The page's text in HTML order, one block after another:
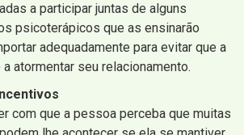
a participar juntas de alguns
psicoterápicos que as ensinarão
adequadamente para evitar que a
atormentar seu relacionamento.
com que a pessoa perceba que muitas